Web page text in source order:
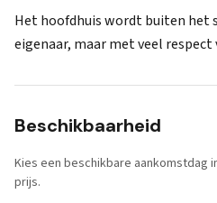
Het hoofdhuis wordt buiten het
eigenaar, maar met veel respect
Beschikbaarheid
Kies een beschikbare aankomstdag
prijs.